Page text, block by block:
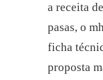
a receita
pasas, o
ficha
proposta